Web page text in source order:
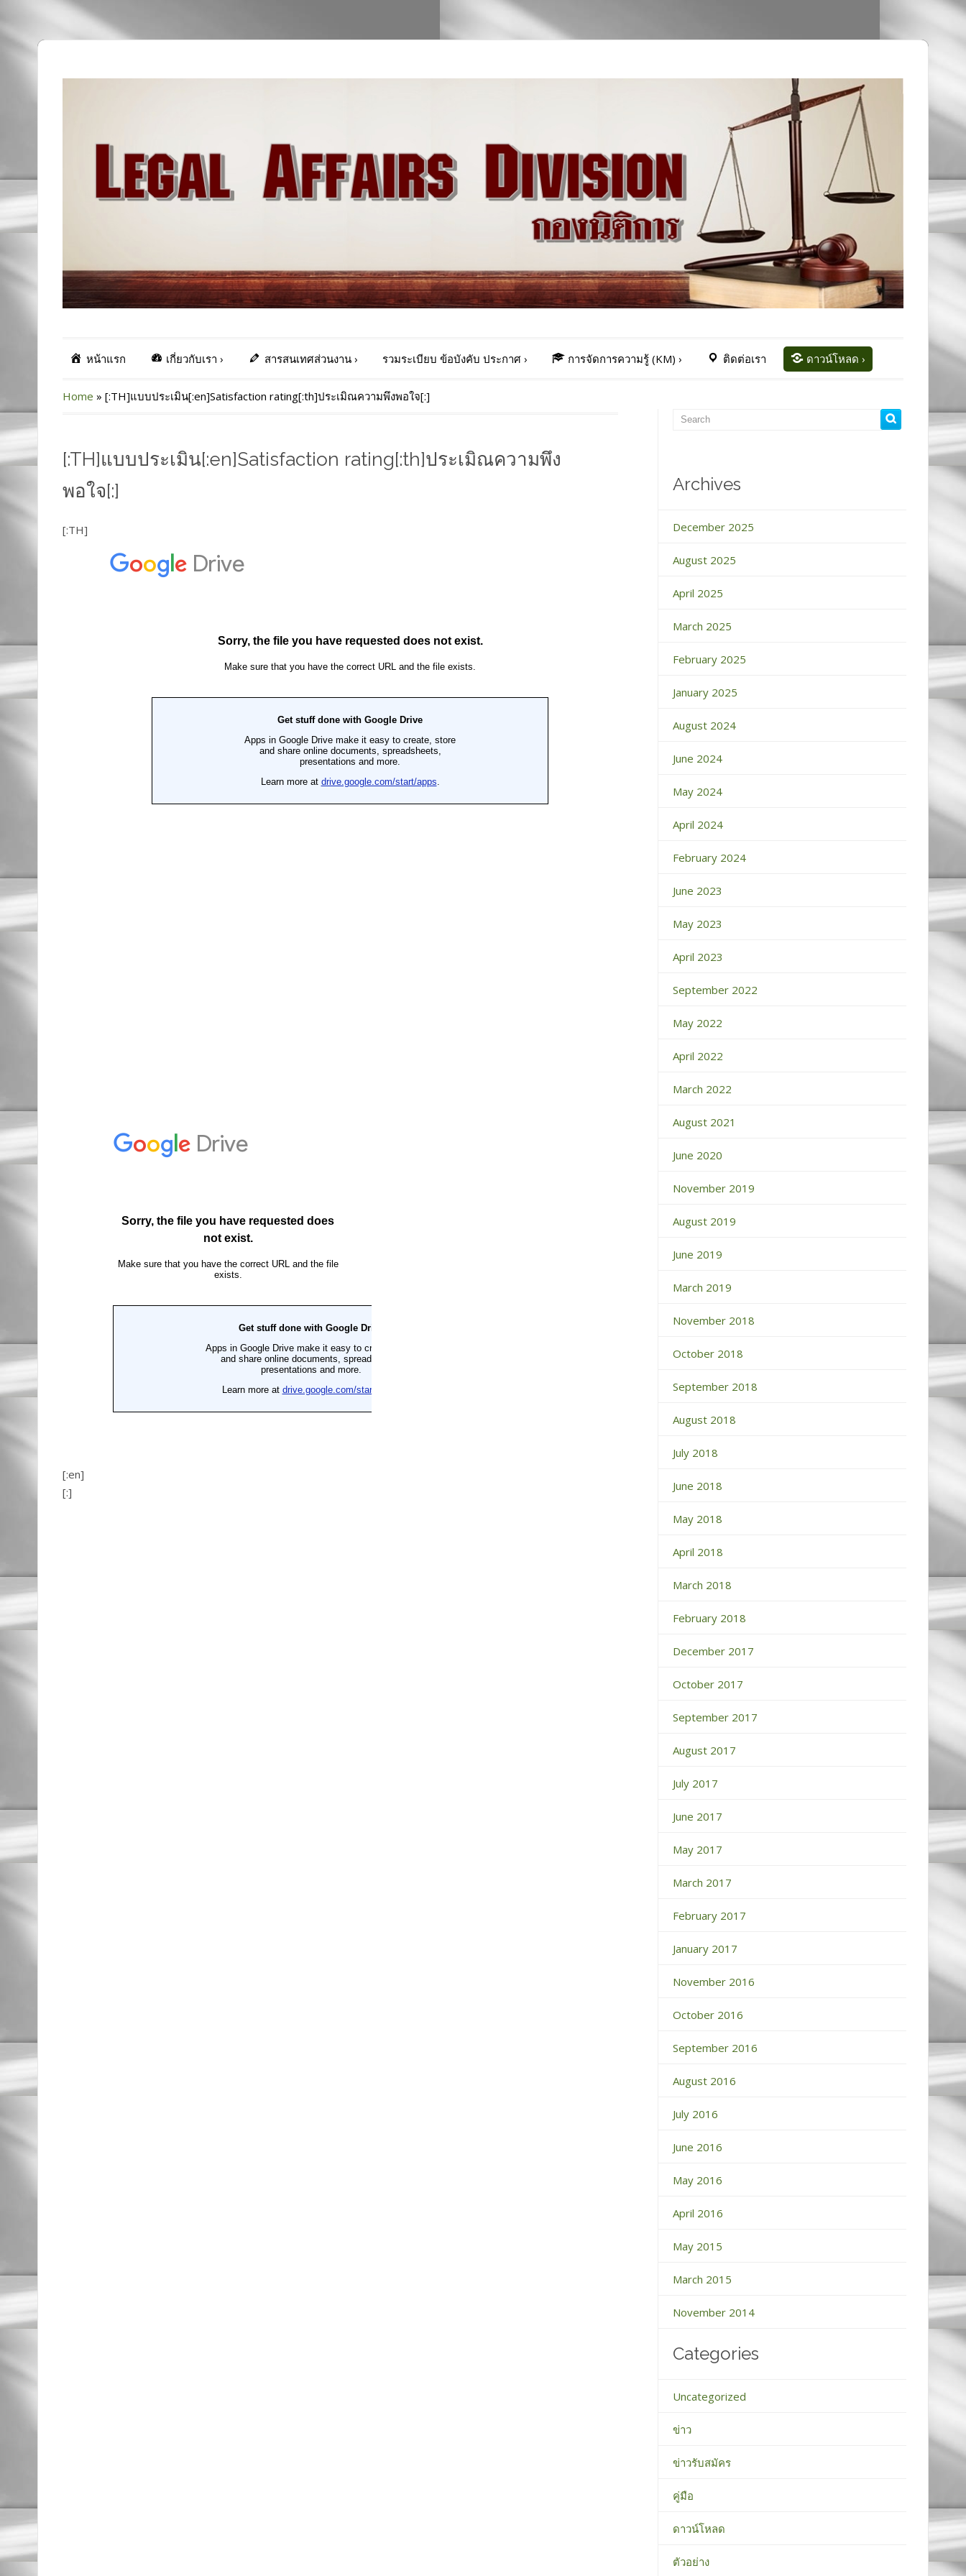
หน้าแรก เกี่ยวกับเรา › สารสนเทศส่วนงาน› รวมระเบียบ ข้อบังคับ ประกาศ› การจัดการความรู้ (KM) › ติดต่อเรา ดาวน์โหลด ›
Home » [:TH]แบบประเมิน[:en]Satisfaction rating[:th]ประเมิณความพึงพอใจ[:]
[:TH]แบบประเมิน[:en]Satisfaction rating[:th]ประเมิณความพึง
พอใจ[:]
[:TH]
[:en]
[:]
Archives
December 2025
August 2025
April 2025
March 2025
February 2025
January 2025
August 2024
June 2024
May 2024
April 2024
February 2024
June 2023
May 2023
April 2023
September 2022
May 2022
April 2022
March 2022
August 2021
June 2020
November 2019
August 2019
June 2019
March 2019
November 2018
October 2018
September 2018
August 2018
July 2018
June 2018
May 2018
April 2018
March 2018
February 2018
December 2017
October 2017
September 2017
August 2017
July 2017
June 2017
May 2017
March 2017
February 2017
January 2017
November 2016
October 2016
September 2016
August 2016
July 2016
June 2016
May 2016
April 2016
May 2015
March 2015
November 2014
Categories
Uncategorized
ข่าว
ข่าวรับสมัคร
คู่มือ
ดาวน์โหลด
ตัวอย่าง